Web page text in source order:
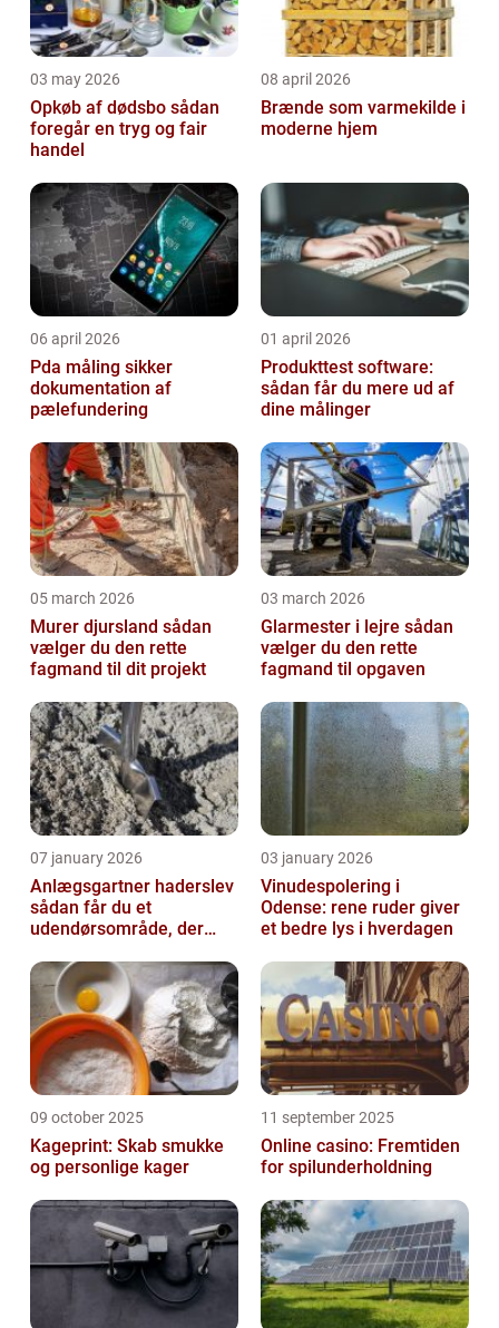
03 may 2026
Opkøb af dødsbo sådan
foregår en tryg og fair
handel
08 april 2026
Brænde som varmekilde i
moderne hjem
06 april 2026
Pda måling sikker
dokumentation af
pælefundering
01 april 2026
Produkttest software:
sådan får du mere ud af
dine målinger
05 march 2026
Murer djursland sådan
vælger du den rette
fagmand til dit projekt
03 march 2026
Glarmester i lejre sådan
vælger du den rette
fagmand til opgaven
07 january 2026
Anlægsgartner haderslev
sådan får du et
udendørsområde, der
03 january 2026
Vinudespolering i
Odense: rene ruder giver
et bedre lys i hverdagen
09 october 2025
Kageprint: Skab smukke
og personlige kager
11 september 2025
Online casino: Fremtiden
for spilunderholdning